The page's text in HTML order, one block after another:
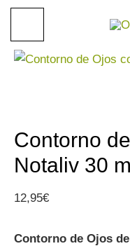
contenido
Contorno
Notaliv 30 ml
12,95€
Contorno de Ojos